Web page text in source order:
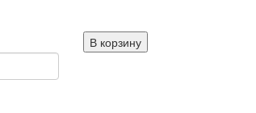
В корзину